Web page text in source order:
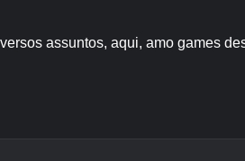
assuntos, aqui, amo games